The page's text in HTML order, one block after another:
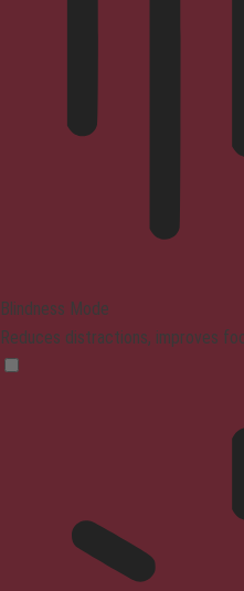
Blindness Mode
Reduces distractions, improves